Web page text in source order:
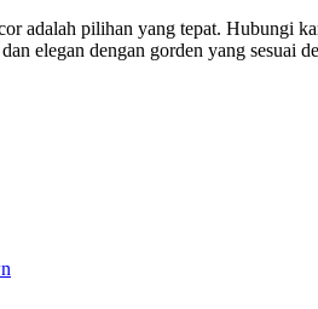
adalah pilihan yang tepat. Hubungi
elegan dengan gorden yang sesuai